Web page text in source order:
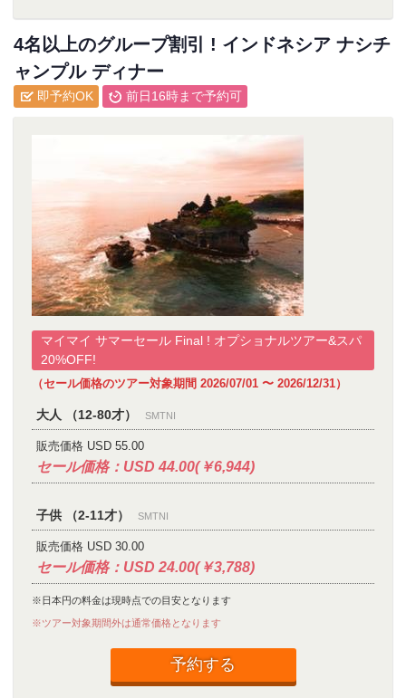
4名以上のグループ割引 ! インドネシア ナシチ
ャンプル ディナー
即予約OK 前日16時まで予約可
マイマイ サマーセール Final ! オプショナルツアー&スパ
20%OFF!
（セール価格のツアー対象期間 2026/07/01 〜 2026/12/31）
大人 （12-80才） SMTNI
販売価格 USD 55.00
セール価格：USD 44.00(￥6,944)
子供 （2-11才） SMTNI
販売価格 USD 30.00
セール価格：USD 24.00(￥3,788)
※日本円の料金は現時点での目安となります
※ツアー対象期間外は通常価格となります
予約する